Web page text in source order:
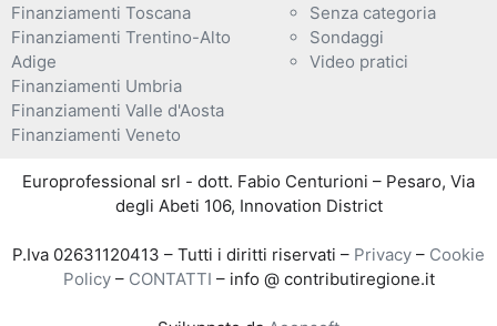
Finanziamenti Toscana
Finanziamenti Trentino-Alto
Adige
Finanziamenti Umbria
Finanziamenti Valle d'Aosta
Finanziamenti Veneto
Senza categoria
Sondaggi
Video pratici
Europrofessional srl - dott. Fabio Centurioni – Pesaro, Via
degli Abeti 106, Innovation District
P.Iva 02631120413 – Tutti i diritti riservati – Privacy – Cookie
Policy– CONTATTI – info @ contributiregione.it